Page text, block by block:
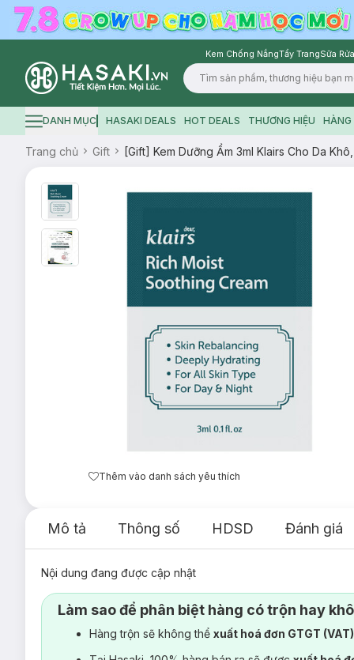
Kem Chống NắngTẩy TrangSữa
Logo
Hamburger icon
DANH MỤC HASAKI DEALS HOT DEALS THƯƠNG HIỆU HÀNG
Trang chủ Gift [Gift] Kem Dưỡng Ẩm 3ml Klairs Cho Da
Thêm vào danh sách yêu thích
Mô tả Thông số HDSD Đánh giá
Nội dung đang được cập nhật
Làm sao để phân biệt hàng có trộn hay
Hàng trộn sẽ không thể xuất hoá đơn GTGT